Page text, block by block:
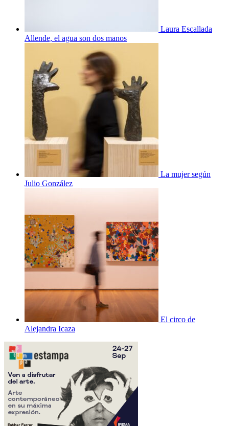
Laura Escallada
Allende, el agua son dos manos
La mujer según
Julio González
El circo de
Alejandra Icaza